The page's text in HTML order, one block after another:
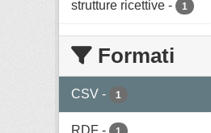
strutture ricettive - 1
Formati
CSV - 1
RDF -